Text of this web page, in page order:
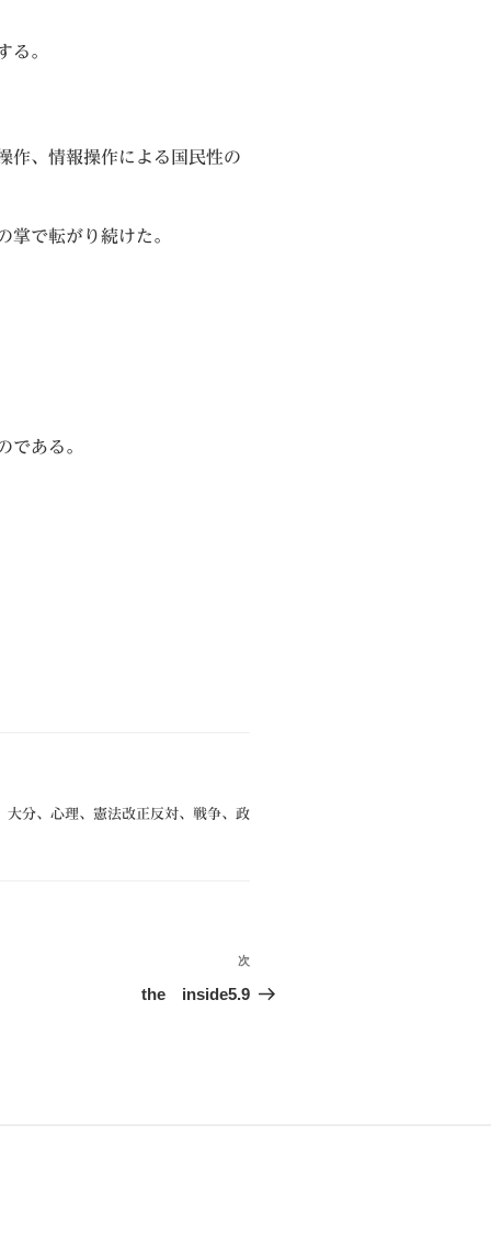
る。
作、情報操作による国民性の
で転がり続けた。
である。
大分、 心理、 憲法改正反対、 戦争、 政
次
の
次
the inside5.9